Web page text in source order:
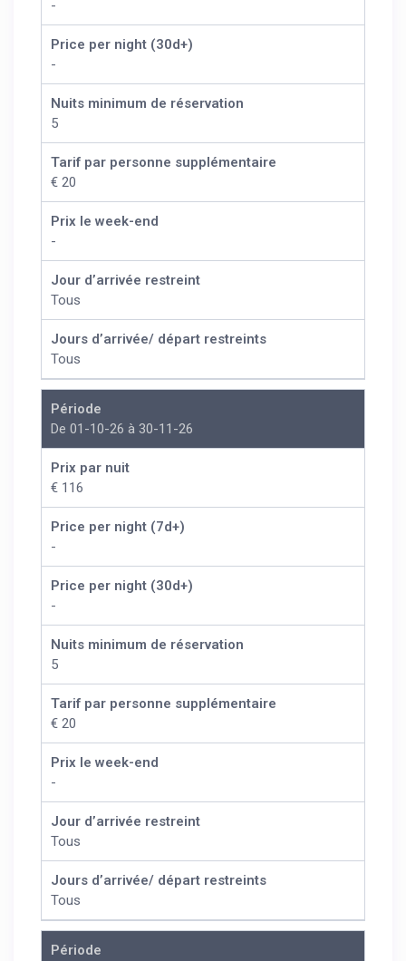
-
Price per night (30d+)
-
Nuits minimum de réservation
5
Tarif par personne supplémentaire
€ 20
Prix le week-end
-
Jour d’arrivée restreint
Tous
Jours d’arrivée/ départ restreints
Tous
Période
De 01-10-26 à 30-11-26
Prix par nuit
€ 116
Price per night (7d+)
-
Price per night (30d+)
-
Nuits minimum de réservation
5
Tarif par personne supplémentaire
€ 20
Prix le week-end
-
Jour d’arrivée restreint
Tous
Jours d’arrivée/ départ restreints
Tous
Période